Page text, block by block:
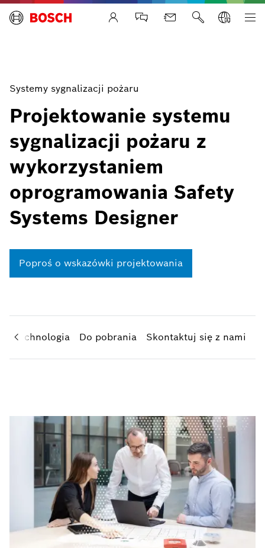
Life Safety Systems
Systemy sygnalizacji pożaru
Projektowanie systemu
sygnalizacji pożaru z
wykorzystaniem
oprogramowania Safety
Systems Designer
Poproś o wskazówki projektowania
Technologia Do pobrania Skontaktuj się z nami